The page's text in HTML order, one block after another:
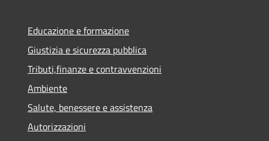
Educazione e formazione
Giustizia e sicurezza pubblica
Tributi,finanze e contravvenzioni
Ambiente
Salute, benessere e assistenza
Autorizzazioni